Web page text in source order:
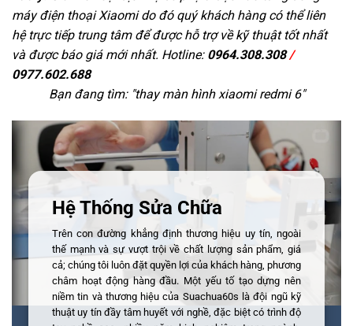
máy điện thoại Xiaomi do đó quý khách hàng có thể liên
hệ trực tiếp trung tâm để được hỗ trợ về kỹ thuật tốt nhất
và được báo giá mới nhất. Hotline: 0964.308.308/
0977.602.688
Bạn đang tìm: "thay màn hình xiaomi redmi 6"
Hệ Thống Sửa Chữa
Trên con đường khẳng định thương hiệu uy tín, ngoài
thế mạnh và sự vượt trội về chất lượng sản phẩm, giá
cả; chúng tôi luôn đặt quyền lợi của khách hàng, phương
châm hoạt động hàng đầu. Một yếu tố tạo dựng nên
niềm tin và thương hiệu của Suachua60s là đội ngũ kỹ
thuật uy tín đầy tâm huyết với nghề, đặc biệt có trình độ